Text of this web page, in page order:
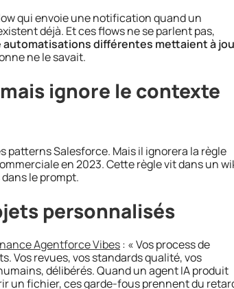
qui envoie une notification quand un
déjà. Et ces flows ne se parlent pas,
automatisations différentes mettaient à
ne le savait.
ignore le contexte
patterns Salesforce. Mais il ignorera la règle
en 2023. Cette règle vit dans un
le prompt.
personnalisés
Agentforce Vibes: « Vos process de
Vos revues, vos standards qualité, vos
délibérés. Quand un agent IA produit
un fichier, ces garde-fous prennent du